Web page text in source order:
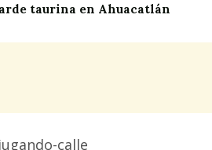
taurina en Ahuacatlán